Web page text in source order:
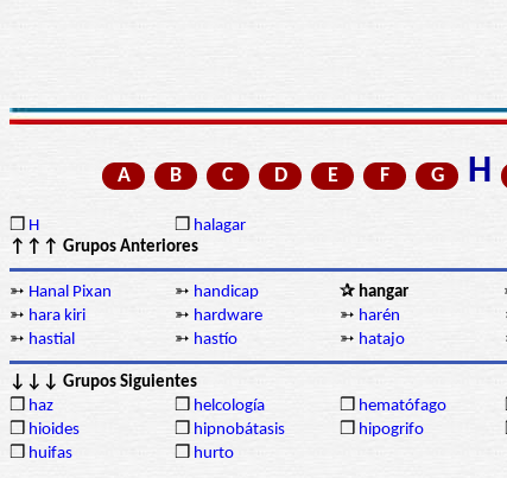
A B C D E F G H
❒ H ❒ halagar
↑↑↑ Grupos Anteriores
➳ Hanal Pixan ➳ handicap ✰ hangar
➳ hara kiri ➳ hardware ➳ harén
➳ hastial ➳ hastío ➳ hatajo
↓↓↓ Grupos Siguientes
❒ haz ❒ helcología ❒ hematófago
❒ hioides ❒ hipnobátasis ❒ hipogrifo
❒ huifas ❒ hurto